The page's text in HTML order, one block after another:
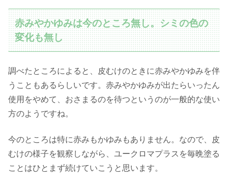
赤みやかゆみは今のところ無し。シミの色の
変化も無し
調べたところによると、皮むけのときに赤みやかゆみを伴
うこともあるらしいです。赤みやかゆみが出たらいったん
使用をやめて、おさまるのを待つというのが一般的な使い
方のようですね。
今のところは特に赤みもかゆみもありません。なので、皮
むけの様子を観察しながら、ユークロマプラスを毎晩塗る
ことはひとまず続けていこうと思います。